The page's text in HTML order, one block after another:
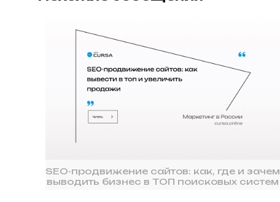
SEO-продвижение сайтов: как, где и зачем
выводить бизнес в ТОП поисковых систем